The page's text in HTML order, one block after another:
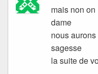
mais non
dame
nous
sagesse
la suite de